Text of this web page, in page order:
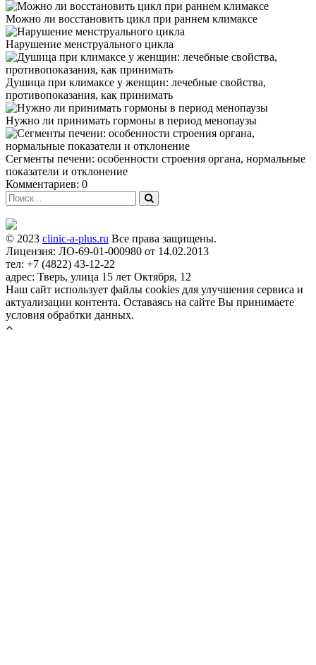
Можно ли восстановить цикл при раннем климаксе
Нарушение менструального цикла
Душица при климаксе у женщин: лечебные свойства,
противопоказания, как принимать
Нужно ли принимать гормоны в период менопаузы
Сегменты печени: особенности строения органа, нормальные
показатели и отклонение
Комментариев: 0
© 2023 clinic-a-plus.ru Все права защищены.
Лицензия: ЛО-69-01-000980 от 14.02.2013
тел: +7 (4822) 43-12-22
адрес: Тверь, улица 15 лет Октября, 12
Наш сайт использует файлы cookies для улучшения сервиса и
актуализации контента. Оставаясь на сайте Вы принимаете
условия обрабтки данных.